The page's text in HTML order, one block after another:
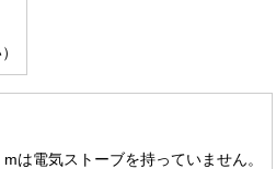
は電気ストーブを持っていません。